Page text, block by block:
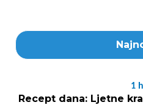
1 h
Recept dana: Ljetne